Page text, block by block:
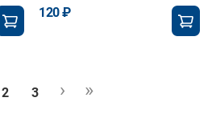
120 ₽
2 3 › »